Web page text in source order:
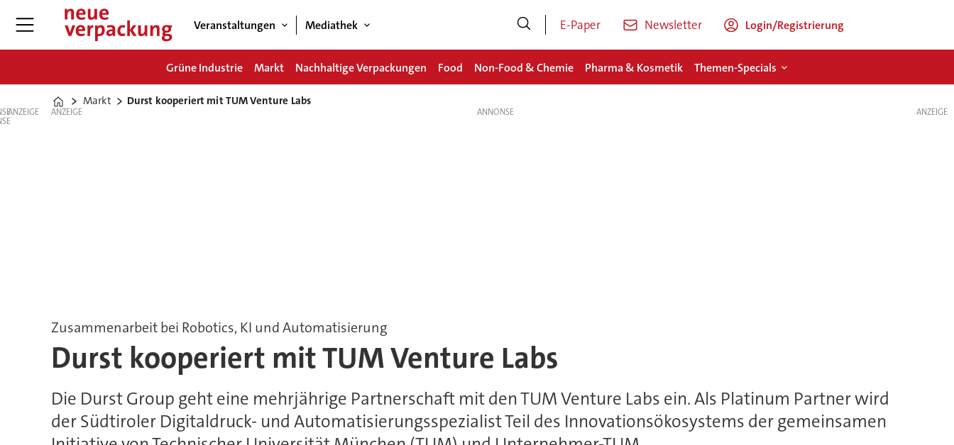
Veranstaltungen Mediathek E-Paper Newsletter Login/Registrierung
Grüne Industrie Markt Nachhaltige Verpackungen Food Non-Food & Chemie Pharma & Kosmetik Themen-Specials
Home
Markt Durst kooperiert mit TUM Venture Labs
ANZEIGE ANZEIGE
Zusammenarbeit bei Robotics, KI und Automatisierung
Durst kooperiert mit TUM Venture Labs
Die Durst Group geht eine mehrjährige Partnerschaft mit den TUM Venture Labs ein. Als Platinum Partner wird
der Südtiroler Digitaldruck- und Automatisierungsspezialist Teil des Innovationsökosystems der gemeinsamen
ANZEIGE